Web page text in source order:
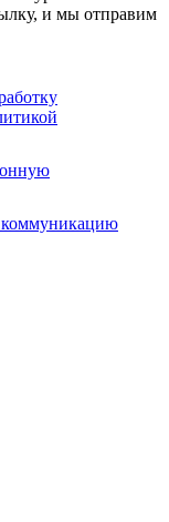
и мы отправим
коммуникацию